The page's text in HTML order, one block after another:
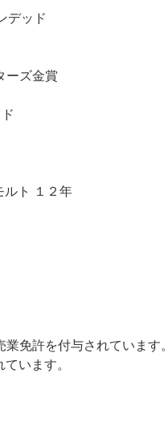
デッド
ーズ金賞
ルト １２年
免許を付与されています。
います。